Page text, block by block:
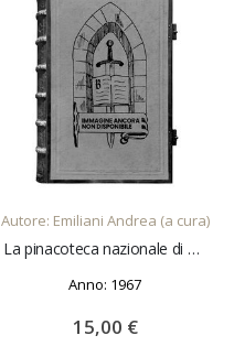
AGGIUNGI AL CARRELLO
Autore: Emiliani Andrea (a cura)
La pinacoteca nazionale di Bologna. Notizie storiche e itinerario illustrato Con un indice degli artisti e delle opere esposte Fotografie di P. Monti
Anno: 1967
15,00 €